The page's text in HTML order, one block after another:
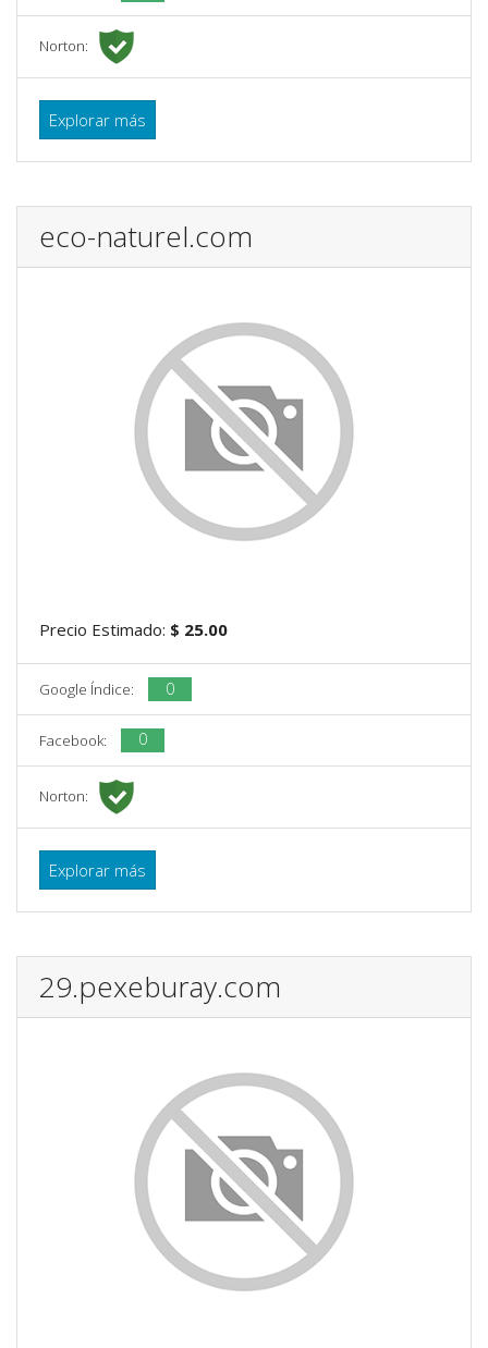
Norton:
Explorar más
eco-naturel.com
Precio Estimado: $ 25.00
Google Índice: 0
Facebook: 0
Norton:
Explorar más
29.pexeburay.com